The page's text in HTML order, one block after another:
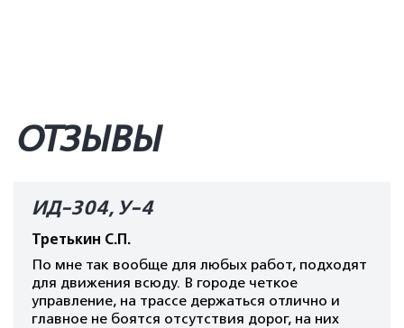
ОТЗЫВЫ
ИД-304, У-4
Третькин С.П.
По мне так вообще для любых работ, подходят
для движения всюду. В городе четкое
управление, на трассе держаться отлично и
главное не боятся отсутствия дорог, на них